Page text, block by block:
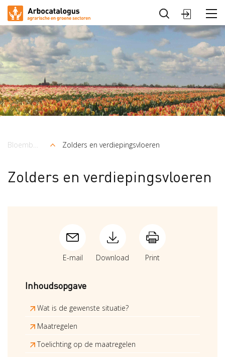
Arbocatalogus
Sectoren
Sluiten
Kruimelpad
Bloembollenteelt en handel Zolders en verdiepingsvloeren
Zolders en verdiepingsvloeren
E-mail Download Print
Inhoudsopgave
Wat is de gewenste situatie?
Maatregelen
Toelichting op de maatregelen